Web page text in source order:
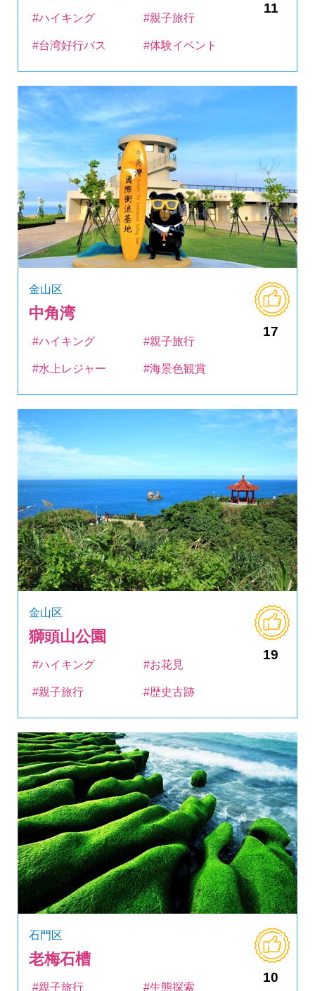
11
#ハイキング #親子旅行
#台湾好行バス #体験イベント
金山区
中角湾
17
#ハイキング #親子旅行
#水上レジャー #海景色観賞
金山区
獅頭山公園
19
#ハイキング #お花見
#親子旅行 #歴史古跡
石門区
老梅石槽
10
#親子旅行 #生態探索